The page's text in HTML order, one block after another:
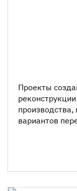
Проекты
вариантов